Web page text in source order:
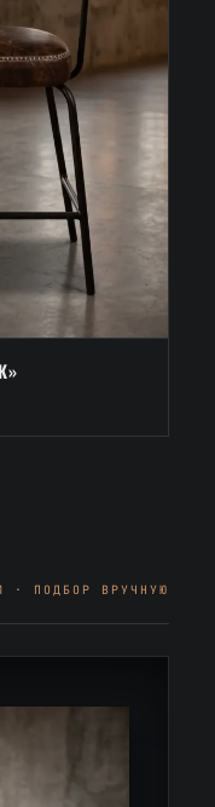
· ПОДБОР ВРУЧНУЮ